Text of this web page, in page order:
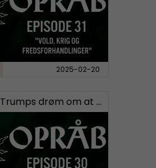
2025-02-20
Trumps drøm om at købe Grønland